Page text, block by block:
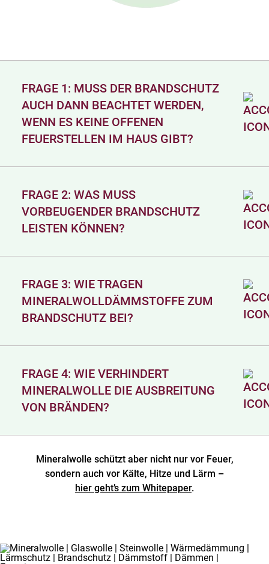
FRAGE 1: MUSS DER BRANDSCHUTZ
AUCH DANN BEACHTET WERDEN,
WENN ES KEINE OFFENEN
FEUERSTELLEN IM HAUS GIBT?
FRAGE 2: WAS MUSS
VORBEUGENDER BRANDSCHUTZ
LEISTEN KÖNNEN?
FRAGE 3: WIE TRAGEN
MINERALWOLLDÄMMSTOFFE ZUM
BRANDSCHUTZ BEI?
FRAGE 4: WIE VERHINDERT
MINERALWOLLE DIE AUSBREITUNG
VON BRÄNDEN?
Mineralwolle schützt aber nicht nur vor Feuer,
sondern auch vor Kälte, Hitze und Lärm –
hier geht’s zum Whitepaper.